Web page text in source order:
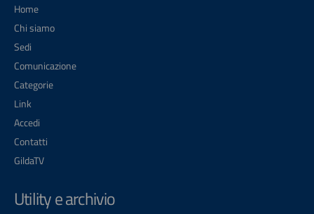
Home
Chi siamo
Sedi
Comunicazione
Categorie
Link
Accedi
Contatti
GildaTV
Utility e archivio